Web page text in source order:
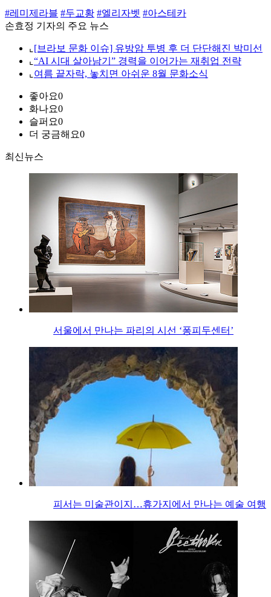
#레미제라블 #두교황 #엘리자벳 #아스테카
손효정 기자의 주요 뉴스
⌞ [브라보 문화 이슈] 유방암 투병 후 더 단단해진 박미선
⌞ “AI 시대 살아남기” 경력을 이어가는 재취업 전략
⌞ 여름 끝자락, 놓치면 아쉬운 8월 문화소식
좋아요0
화나요0
슬퍼요0
더 궁금해요0
최신뉴스
서울에서 만나는 파리의 시선 ‘퐁피두센터’
피서는 미술관이지…휴가지에서 만나는 예술 여행